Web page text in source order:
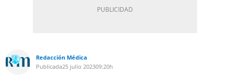
Redacción Médica
Publicada25 julio 202309:20h